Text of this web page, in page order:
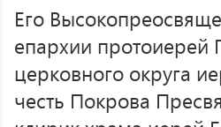
Его
епархии протоиерей
церковного округа
честь Покрова